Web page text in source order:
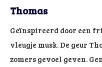
Thomas
Geïnspireerd door een
vleugje musk. De geur
zomers gevoel geven.